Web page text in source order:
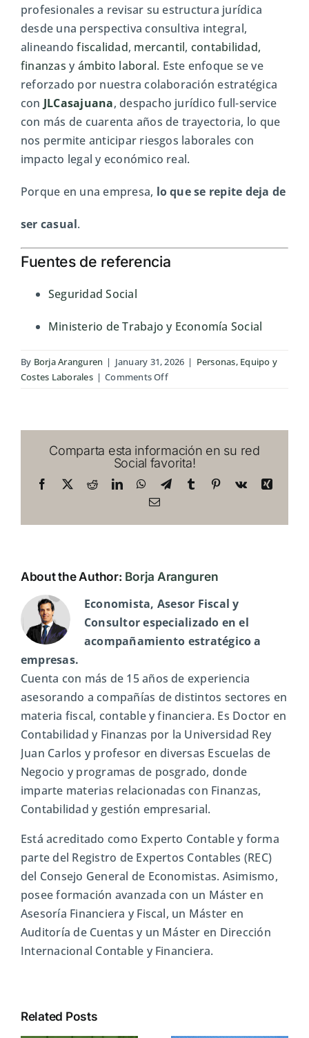
profesionales a revisar su estructura jurídica
desde una perspectiva consultiva integral,
alineandofiscalidad, mercantil, contabilidad,
finanzas y ámbito laboral. Este enfoque se ve
reforzado por nuestra colaboración estratégica
con JLCasajuana, despacho jurídico full-service
con más de cuarenta años de trayectoria, lo que
nos permite anticipar riesgos laborales con
impacto legal y económico real.
Porque en una empresa, lo que se repite deja de
ser casual.
Fuentes de referencia
Seguridad Social
Ministerio de Trabajo y Economía Social
By Borja Aranguren | January 31, 2026 | Personas, Equipo y
Costes Laborales | Comments Offon
real
en
costes
Comparta esta información en su red
Social favorita!
Facebook
X RedditLinkedInWhatsApp
TelegramTumblr Pinterest
Vk
Xing
Email
About the Author: Borja Aranguren
Economista, Asesor Fiscal y
Consultor especializado en el
acompañamiento estratégico a
empresas.
Cuenta con más de 15 años de experiencia
asesorando a compañías de distintos sectores en
materia fiscal, contable y financiera. Es Doctor en
Contabilidad y Finanzas por la Universidad Rey
Juan Carlos y profesor en diversas Escuelas de
Negocio y programas de posgrado, donde
imparte materias relacionadas con Finanzas,
Contabilidad y gestión empresarial.
Está acreditado como Experto Contable y forma
parte del Registro de Expertos Contables (REC)
del Consejo General de Economistas. Asimismo,
posee formación avanzada con un Máster en
Asesoría Financiera y Fiscal, un Máster en
Auditoría de Cuentas y un Máster en Dirección
Internacional Contable y Financiera.
Related Posts